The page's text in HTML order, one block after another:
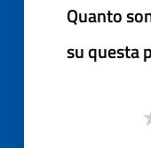
Quanto
su questa